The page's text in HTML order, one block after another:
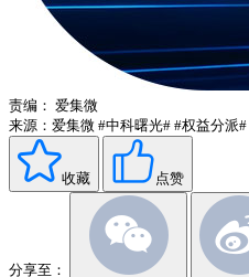
责编： 爱集微
来源：爱集微 #中科曙光# #权益分派#
收藏 点赞
分享至：